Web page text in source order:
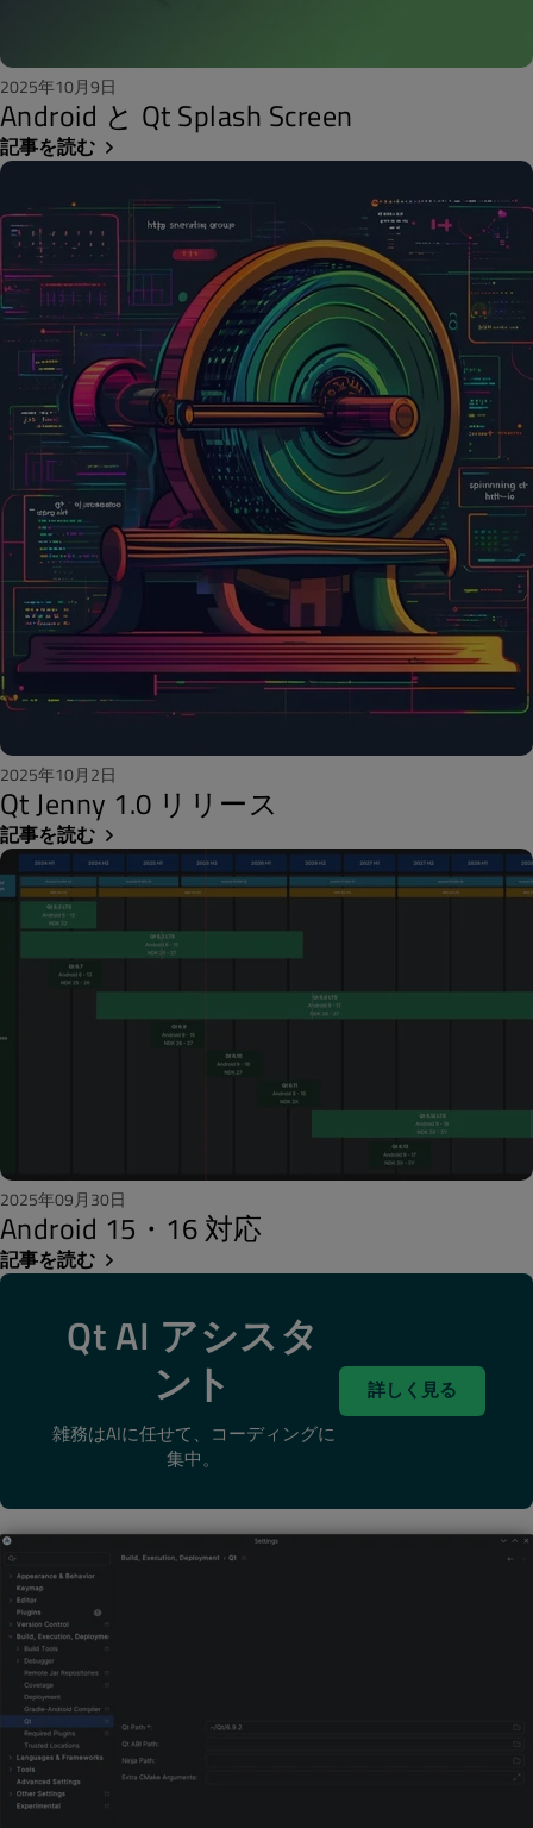
2025年10月9日
Android と Qt Splash Screen
記事を読む
2025年10月2日
Qt Jenny 1.0 リリース
記事を読む
2025年09月30日
Android 15・16 対応
記事を読む
Qt AI アシスタ
ント
雑務はAIに任せて、コーディングに
集中。
詳しく見る